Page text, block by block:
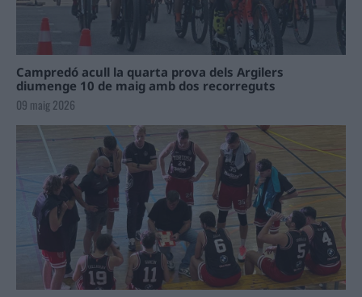
Campredó acull la quarta prova dels Argilers
diumenge 10 de maig amb dos recorreguts
09 maig 2026